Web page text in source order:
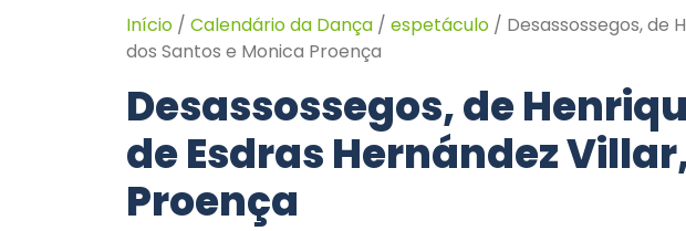
Início / Calendário da Dança / espetáculo / Desassossegos, de
dos Santos e Monica Proença
Desassossegos, de
de Esdras Hernández
Proença